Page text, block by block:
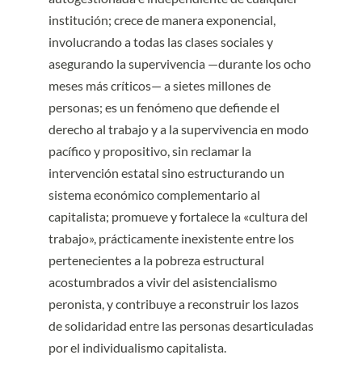
10.1002/sd.2002
institución; crece de manera exponencial,
involucrando a todas las clases sociales y
asegurando la supervivencia —durante los ocho
meses más críticos— a sietes millones de
personas; es un fenómeno que defiende el
derecho al trabajo y a la supervivencia en modo
pacífico y propositivo, sin reclamar la
intervención estatal sino estructurando un
sistema económico complementario al
capitalista; promueve y fortalece la «cultura del
trabajo», prácticamente inexistente entre los
pertenecientes a la pobreza estructural
acostumbrados a vivir del asistencialismo
peronista, y contribuye a reconstruir los lazos
de solidaridad entre las personas desarticuladas
por el individualismo capitalista.